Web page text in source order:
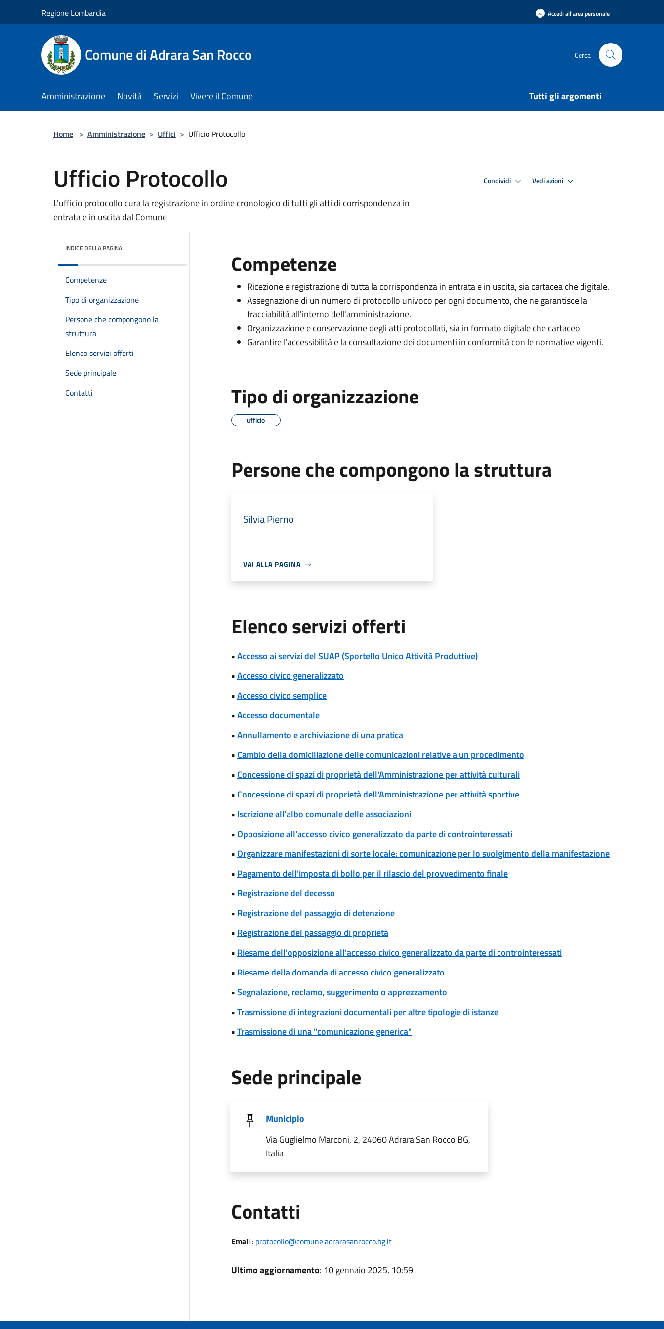
Regione Lombardia Accedi all'area personale
Comune di Adrara San Rocco Cerca
Amministrazione Novità Servizi Vivere il Comune Tutti gli argomenti
Home > Amministrazione > Uffici > Ufficio Protocollo
Ufficio Protocollo
L'ufficio protocollo cura la registrazione in ordine cronologico di tutti gli atti di corrispondenza in
entrata e in uscita dal Comune
Condividi Vedi azioni
INDICE DELLA PAGINA
Competenze
Tipo di organizzazione
Persone che compongono la
struttura
Elenco servizi offerti
Sede principale
Contatti
Competenze
Ricezione e registrazione di tutta la corrispondenza in entrata e in uscita, sia cartacea che digitale.
Assegnazione di un numero di protocollo univoco per ogni documento, che ne garantisce la
tracciabilità all'interno dell'amministrazione.
Organizzazione e conservazione degli atti protocollati, sia in formato digitale che cartaceo.
Garantire l'accessibilità e la consultazione dei documenti in conformità con le normative vigenti.
Tipo di organizzazione
ufficio
Persone che compongono la struttura
Silvia Pierno
VAI ALLA PAGINA
Elenco servizi offerti
•Accesso ai servizi del SUAP (Sportello Unico Attività Produttive)
•Accesso civico generalizzato
•Accesso civico semplice
•Accesso documentale
•Annullamento e archiviazione di una pratica
• Cambio della domiciliazione delle comunicazioni relative a un procedimento
• Concessione di spazi di proprietà dell'Amministrazione per attività culturali
• Concessione di spazi di proprietà dell'Amministrazione per attività sportive
• Iscrizione all'albo comunale delle associazioni
•Opposizione all'accesso civico generalizzato da parte di controinteressati
•Organizzare manifestazioni di sorte locale: comunicazione per lo svolgimento della manifestazione
• Pagamento dell'imposta di bollo per il rilascio del provvedimento finale
• Registrazione del decesso
• Registrazione del passaggio di detenzione
• Registrazione del passaggio di proprietà
• Riesame dell'opposizione all'accesso civico generalizzato da parte di controinteressati
• Riesame della domanda di accesso civico generalizzato
•Segnalazione, reclamo, suggerimento o apprezzamento
•Trasmissione di integrazioni documentali per altre tipologie di istanze
•Trasmissione di una "comunicazione generica"
Sede principale
Municipio
Via Guglielmo Marconi, 2, 24060 Adrara San Rocco BG,
Italia
Contatti
Email: protocollo@comune.adrarasanrocco.bg.it
Ultimo aggiornamento: 10 gennaio 2025, 10:59